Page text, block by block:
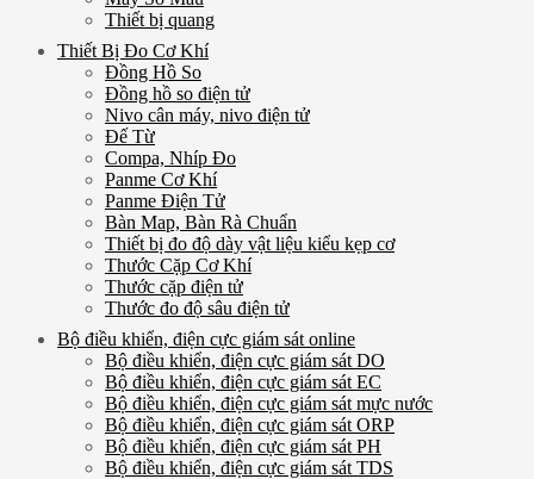
Thiết bị quang
Thiết Bị Đo Cơ Khí
Đồng Hồ So
Đồng hồ so điện tử
Nivo cân máy, nivo điện tử
Đế Từ
Compa, Nhíp Đo
Panme Cơ Khí
Panme Điện Tử
Bàn Map, Bàn Rà Chuẩn
Thiết bị đo độ dày vật liệu kiểu kẹp cơ
Thước Cặp Cơ Khí
Thước cặp điện tử
Thước đo độ sâu điện tử
Bộ điều khiển, điện cực giám sát online
Bộ điều khiển, điện cực giám sát DO
Bộ điều khiển, điện cực giám sát EC
Bộ điều khiển, điện cực giám sát mực nước
Bộ điều khiển, điện cực giám sát ORP
Bộ điều khiển, điện cực giám sát PH
Bộ điều khiển, điện cực giám sát TDS